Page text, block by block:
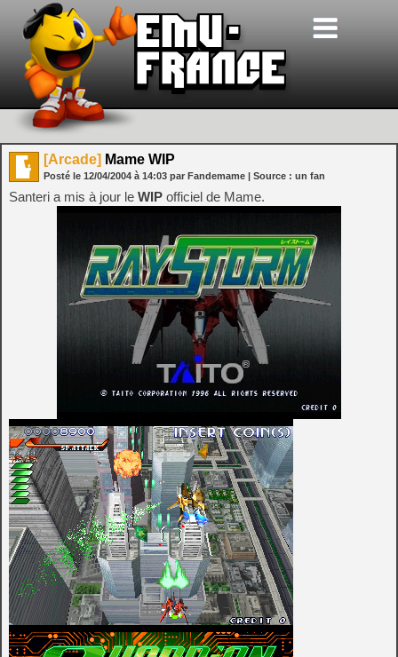
[Arcade] Mame WIP
Posté le 12/04/2004 à 14:03 par Fandemame | Source : un fan
Santeri a mis à jour le WIP officiel de Mame.